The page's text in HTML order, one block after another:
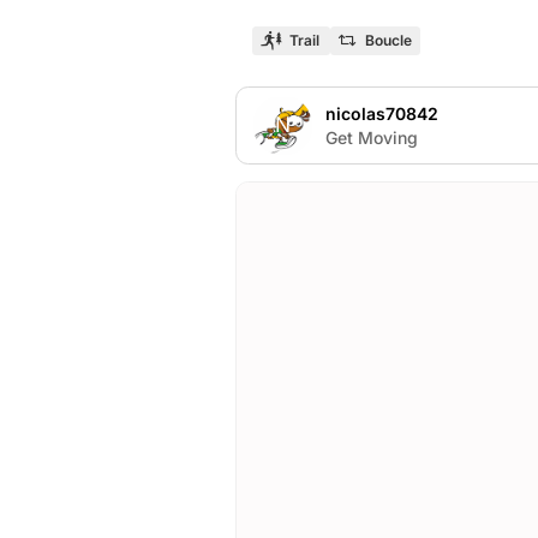
Trail Boucle
N
nicolas70842
Get Moving